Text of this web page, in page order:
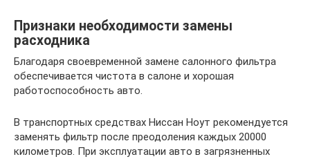
Признаки необходимости замены
расходника
Благодаря своевременной замене салонного фильтра
обеспечивается чистота в салоне и хорошая
работоспособность авто.
В транспортных средствах Ниссан Ноут рекомендуется
заменять фильтр после преодоления каждых 20000
километров. При эксплуатации авто в загрязненных